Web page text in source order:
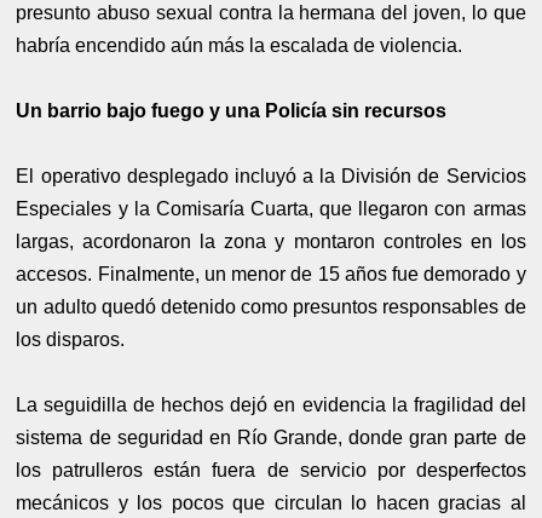
presunto abuso sexual contra la hermana del joven, lo que
habría encendido aún más la escalada de violencia.
Un barrio bajo fuego y una Policía sin recursos
El operativo desplegado incluyó a la División de Servicios
Especiales y la Comisaría Cuarta, que llegaron con armas
largas, acordonaron la zona y montaron controles en los
accesos. Finalmente, un menor de 15 años fue demorado y
un adulto quedó detenido como presuntos responsables de
los disparos.
La seguidilla de hechos dejó en evidencia la fragilidad del
sistema de seguridad en Río Grande, donde gran parte de
los patrulleros están fuera de servicio por desperfectos
mecánicos y los pocos que circulan lo hacen gracias al